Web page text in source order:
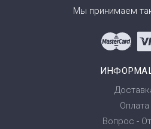
Мы принимаем
Оплата
Вопрос -